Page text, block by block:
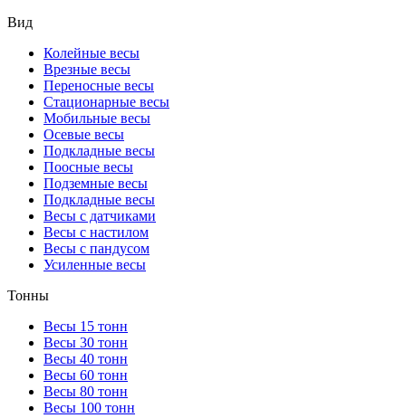
Вид
Колейные весы
Врезные весы
Переносные весы
Стационарные весы
Мобильные весы
Осевые весы
Подкладные весы
Поосные весы
Подземные весы
Подкладные весы
Весы с датчиками
Весы с настилом
Весы с пандусом
Усиленные весы
Тонны
Весы 15 тонн
Весы 30 тонн
Весы 40 тонн
Весы 60 тонн
Весы 80 тонн
Весы 100 тонн